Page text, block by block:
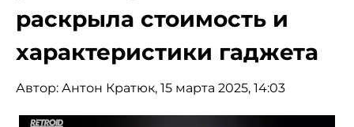
раскрыла стоимость и
характеристики гаджета
Автор: Антон Кратюк, 15 марта 2025, 14:03